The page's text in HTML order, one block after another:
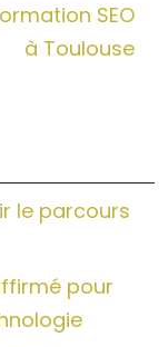
SEO
à Toulouse
le parcours
pour